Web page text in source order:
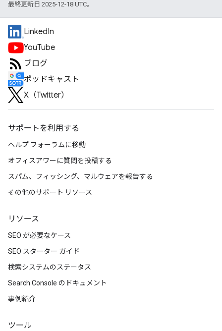
最終更新日 2025-12-18 UTC。
LinkedIn
YouTube
ブログ
ポッドキャスト
X（Twitter）
サポートを利用する
ヘルプ フォーラムに移動
オフィスアワーに質問を投稿する
スパム、フィッシング、マルウェアを報告する
その他のサポート リソース
リソース
SEO が必要なケース
SEO スターター ガイド
検索システムのステータス
Search Console のドキュメント
事例紹介
ツール